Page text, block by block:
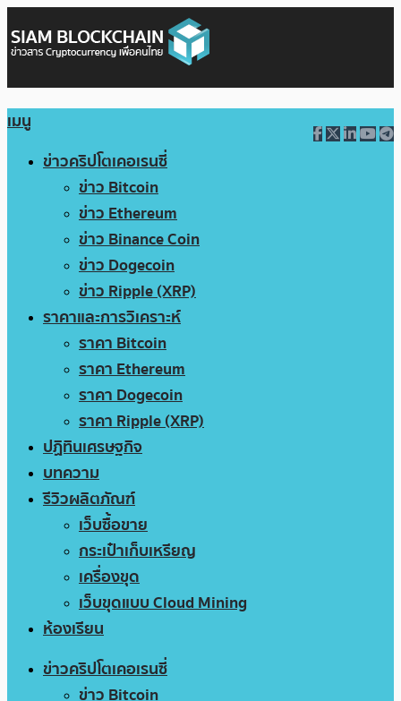
เมนู
ข่าวคริปโตเคอเรนซี่
ข่าว Bitcoin
ข่าว Ethereum
ข่าว Binance Coin
ข่าว Dogecoin
ข่าว Ripple (XRP)
ราคาและการวิเคราะห์
ราคา Bitcoin
ราคา Ethereum
ราคา Dogecoin
ราคา Ripple (XRP)
ปฏิทินเศรษฐกิจ
บทความ
รีวิวผลิตภัณฑ์
เว็บซื้อขาย
กระเป๋าเก็บเหรียญ
เครื่องขุด
เว็บขุดแบบ Cloud Mining
ห้องเรียน
ข่าวคริปโตเคอเรนซี่
ข่าว Bitcoin